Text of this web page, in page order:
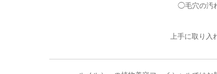
◯毛穴の汚
上手に取り